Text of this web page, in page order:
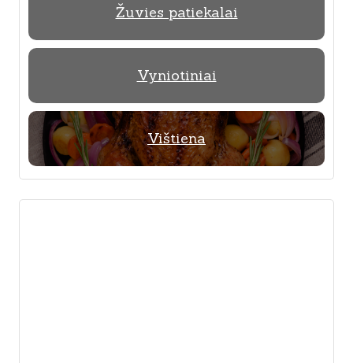
Žuvies patiekalai
Vyniotiniai
Vištiena